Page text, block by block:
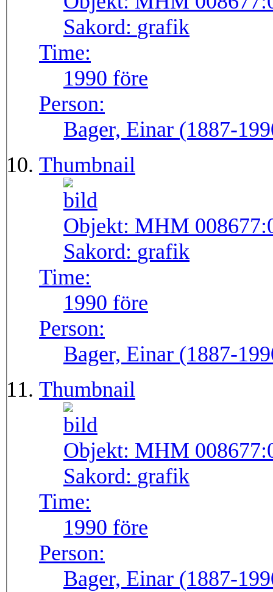
Sakord: grafik
Time:
1990 före
Person:
Bager, Einar (1887-
Thumbnail
Objekt: MHM
Sakord: grafik
Time:
1990 före
Person:
Bager, Einar (1887-
Thumbnail
Objekt: MHM
Sakord: grafik
Time:
1990 före
Person:
Bager, Einar (1887-